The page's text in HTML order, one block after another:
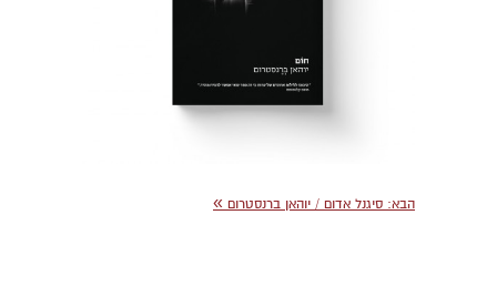
הבא: סיגנל אדום / יוהאן ברנסטרום »